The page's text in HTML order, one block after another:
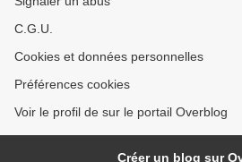
C.G.U.
Cookies et données personnelles
Préférences cookies
Voir le profil de sur le portail Overblog
Créer un blog sur